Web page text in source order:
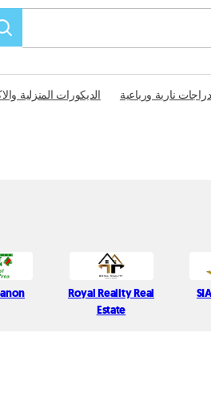
دراجات نارية ورباعية الديكورات المنزلية
Royal Reality Real
Estate